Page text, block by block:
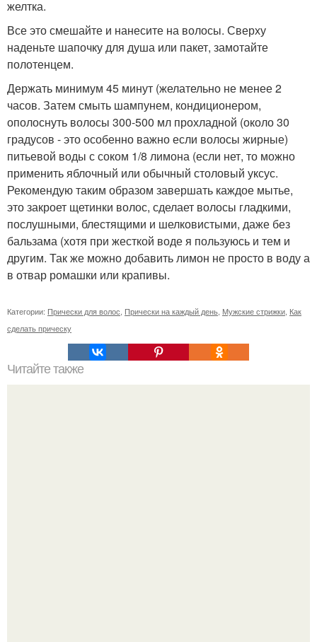
желтка.
Все это смешайте и нанесите на волосы. Сверху
наденьте шапочку для душа или пакет, замотайте
полотенцем.
Держать минимум 45 минут (желательно не менее 2
часов. Затем смыть шампунем, кондиционером,
ополоснуть волосы 300-500 мл прохладной (около 30
градусов - это особенно важно если волосы жирные)
питьевой воды с соком 1/8 лимона (если нет, то можно
применить яблочный или обычный столовый уксус.
Рекомендую таким образом завершать каждое мытье,
это закроет щетинки волос, сделает волосы гладкими,
послушными, блестящими и шелковистыми, даже без
бальзама (хотя при жесткой воде я пользуюсь и тем и
другим. Так же можно добавить лимон не просто в воду а
в отвар ромашки или крапивы.
Категории: Прически для волос Прически на каждый день Мужские стрижки Как
сделать прическу
Читайте также